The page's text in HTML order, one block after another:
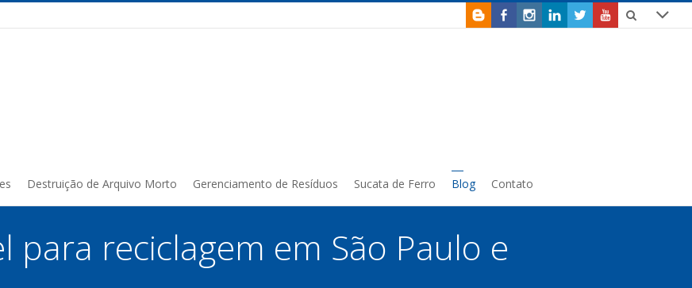
Destruição de Arquivo Morto Gerenciamento de Resíduos Sucata de Ferro Blog Contato
para reciclagem em São Paulo e